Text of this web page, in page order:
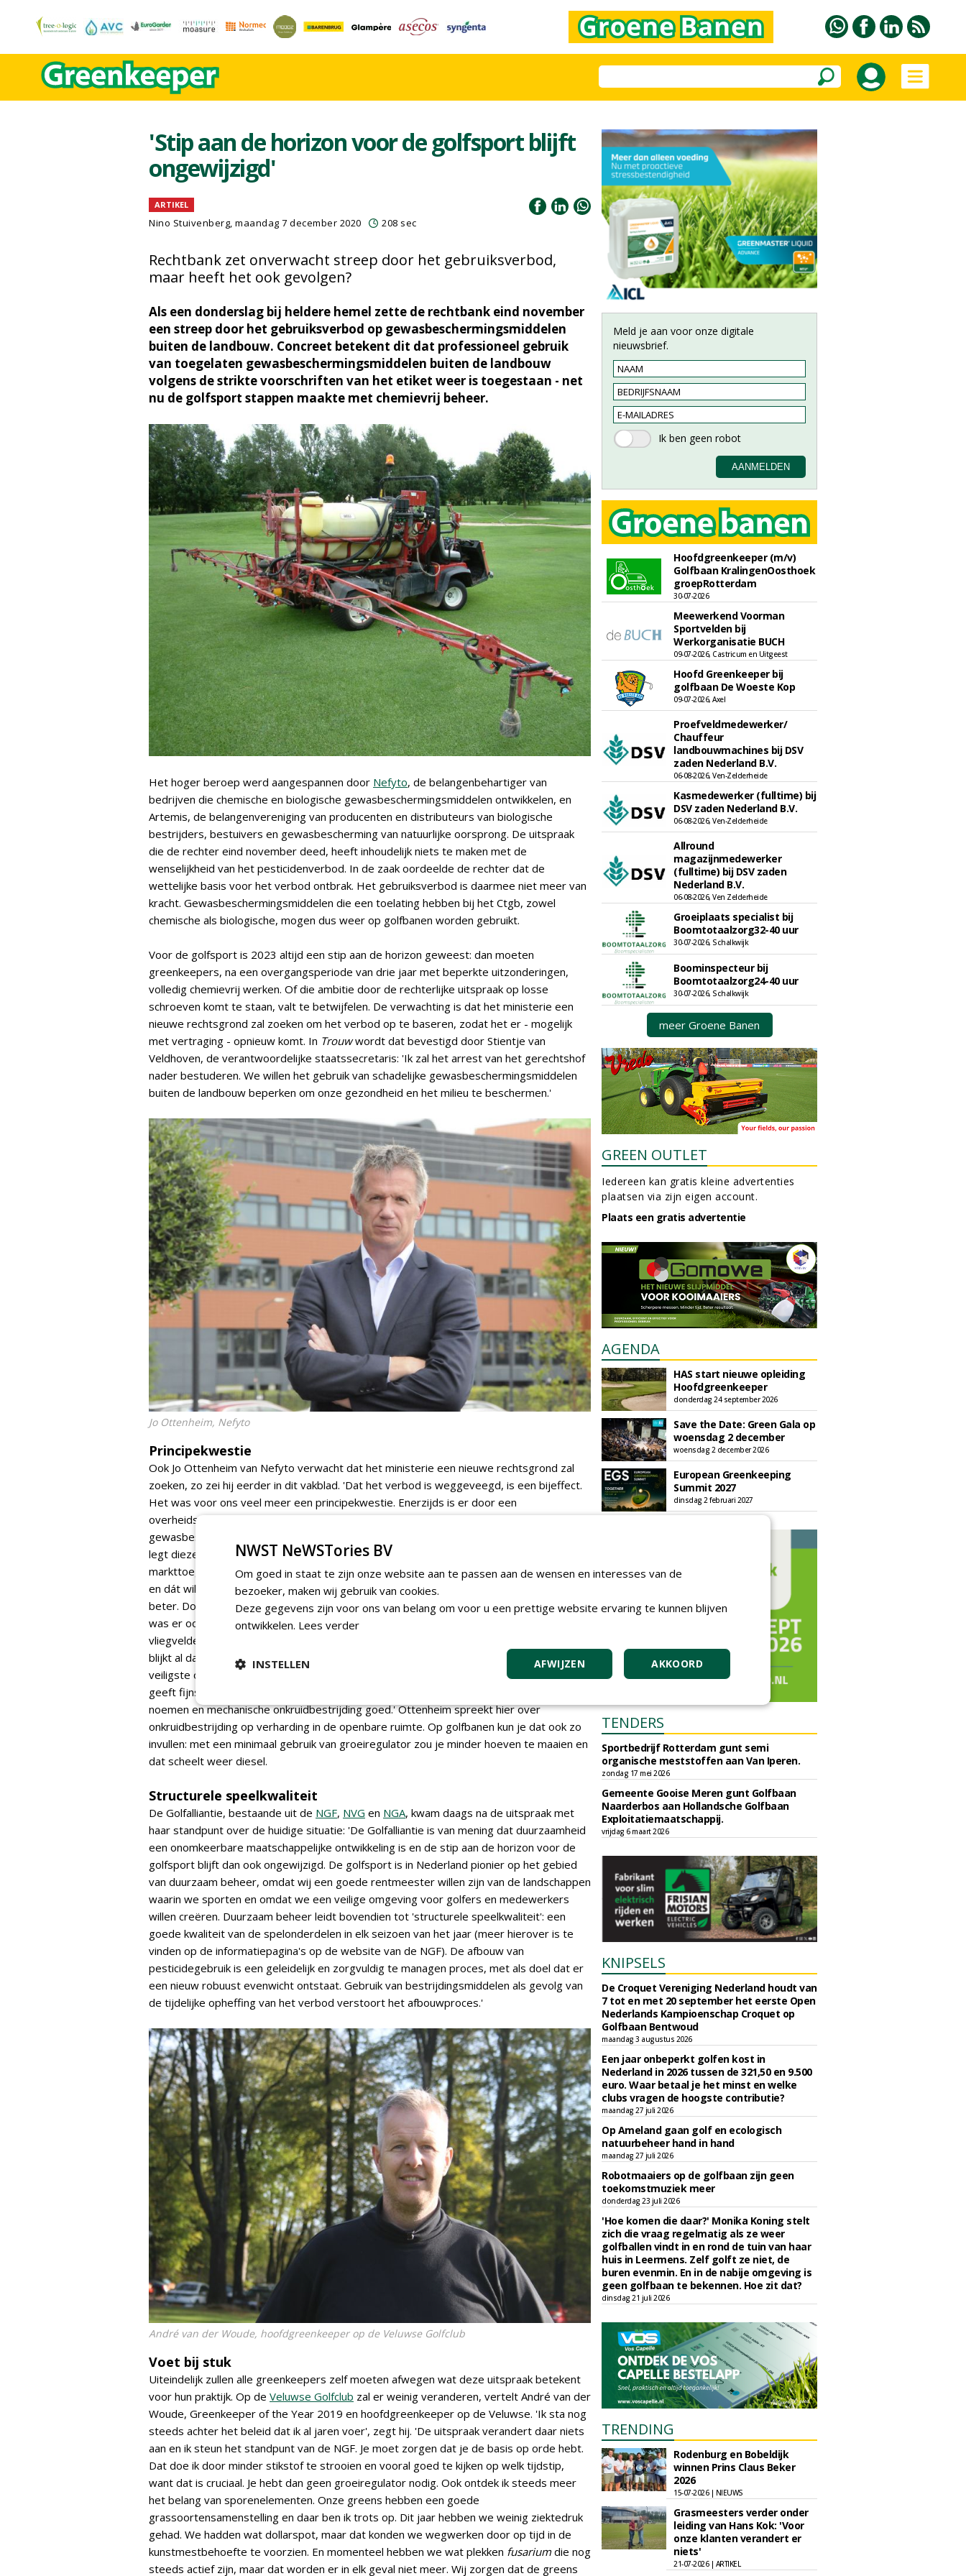
'Stip aan de horizon voor de golfsport blijft
ongewijzigd'
ARTIKEL
Nino Stuivenberg, maandag 7 december 2020 208 sec
Rechtbank zet onverwacht streep door het gebruiksverbod,
maar heeft het ook gevolgen?
Als een donderslag bij heldere hemel zette de rechtbank eind november
een streep door het gebruiksverbod op gewasbeschermingsmiddelen
buiten de landbouw. Concreet betekent dit dat professioneel gebruik
van toegelaten gewasbeschermingsmiddelen buiten de landbouw
volgens de strikte voorschriften van het etiket weer is toegestaan - net
nu de golfsport stappen maakte met chemievrij beheer.
Het hoger beroep werd aangespannen door Nefyto, de belangenbehartiger van
bedrijven die chemische en biologische gewasbeschermingsmiddelen ontwikkelen, en
Artemis, de belangenvereniging van producenten en distributeurs van biologische
bestrijders, bestuivers en gewasbescherming van natuurlijke oorsprong. De uitspraak
die de rechter eind november deed, heeft inhoudelijk niets te maken met de
wenselijkheid van het pesticidenverbod. In de zaak oordeelde de rechter dat de
wettelijke basis voor het verbod ontbrak. Het gebruiksverbod is daarmee niet meer van
kracht. Gewasbeschermingsmiddelen die een toelating hebben bij het Ctgb, zowel
chemische als biologische, mogen dus weer op golfbanen worden gebruikt.
Voor de golfsport is 2023 altijd een stip aan de horizon geweest: dan moeten
greenkeepers, na een overgangsperiode van drie jaar met beperkte uitzonderingen,
volledig chemievrij werken. Of die ambitie door de rechterlijke uitspraak op losse
schroeven komt te staan, valt te betwijfelen. De verwachting is dat het ministerie een
nieuwe rechtsgrond zal zoeken om het verbod op te baseren, zodat het er - mogelijk
met vertraging - opnieuw komt. In Trouwwordt dat bevestigd door Stientje van
Veldhoven, de verantwoordelijke staatssecretaris: 'Ik zal het arrest van het gerechtshof
nader bestuderen. We willen het gebruik van schadelijke gewasbeschermingsmiddelen
buiten de landbouw beperken om onze gezondheid en het milieu te beschermen.'
Jo Ottenheim, Nefyto
Principekwestie
Ook Jo Ottenheim van Nefyto verwacht dat het ministerie een nieuwe rechtsgrond zal
zoeken, zo zei hij eerder in dit vakblad. 'Dat het verbod is weggeveegd, is een bijeffect.
Het was voor ons veel meer een principekwestie. Enerzijds is er door een
overheidsorgaan [Ctgb, red.] een toelating afgegeven voor een
gewasbeschermingsmiddel, waarbij de effecten zorgvuldig zijn beoordeeld. Anderzijds
legt diezelfde overheid daar dan andere spelregels naast, waardoor je wel
markttoegang hebt, maar niemand het middel vervolgens mag gebruiken. Dat klopt niet
en dát wilden we aan de kaak stellen. Gewasbeschermingsmiddelen worden ook steeds
beter. Door het verbod werden die ontwikkeling en die innovatie tenietgedaan. Verder
was er ook nog een hele rits uitzonderingen op het verbod: voor invasieve exoten,
vliegvelden, de petrochemische industrie, de spoorwegen en militaire terreinen. Hieruit
blijkt al dat het teruggrijpen naar gewasbeschermingsmiddelen soms de beste en
veiligste oplossing is. Onkruidbranden geeft CO2-uitstoot en risico's op brand. Borstelen
geeft fijnstof. Dan is het wat eenzijdig om gewasbeschermingsmiddelen slecht te
noemen en mechanische onkruidbestrijding goed.' Ottenheim spreekt hier over
onkruidbestrijding op verharding in de openbare ruimte. Op golfbanen kun je dat ook zo
invullen: met een minimaal gebruik van groeiregulator zou je minder hoeven te maaien en
dat scheelt weer diesel.
Structurele speelkwaliteit
De Golfalliantie, bestaande uit de NGF, NVG en NGA, kwam daags na de uitspraak met
haar standpunt over de huidige situatie: 'De Golfalliantie is van mening dat duurzaamheid
een onomkeerbare maatschappelijke ontwikkeling is en de stip aan de horizon voor de
golfsport blijft dan ook ongewijzigd. De golfsport is in Nederland pionier op het gebied
van duurzaam beheer, omdat wij een goede rentmeester willen zijn van de landschappen
waarin we sporten en omdat we een veilige omgeving voor golfers en medewerkers
willen creëren. Duurzaam beheer leidt bovendien tot 'structurele speelkwaliteit': een
goede kwaliteit van de spelonderdelen in elk seizoen van het jaar (meer hierover is te
vinden op de informatiepagina's op de website van de NGF). De afbouw van
pesticidegebruik is een geleidelijk en zorgvuldig te managen proces, met als doel dat er
een nieuw robuust evenwicht ontstaat. Gebruik van bestrijdingsmiddelen als gevolg van
de tijdelijke opheffing van het verbod verstoort het afbouwproces.'
André van der Woude, hoofdgreenkeeper op de Veluwse Golfclub
Voet bij stuk
Uiteindelijk zullen alle greenkeepers zelf moeten afwegen wat deze uitspraak betekent
voor hun praktijk. Op de Veluwse Golfclub zal er weinig veranderen, vertelt André van der
Woude, Greenkeeper of the Year 2019 en hoofdgreenkeeper op de Veluwse. 'Ik sta nog
steeds achter het beleid dat ik al jaren voer', zegt hij. 'De uitspraak verandert daar niets
aan en ik steun het standpunt van de NGF. Je moet zorgen dat je de basis op orde hebt.
Dat doe ik door minder stikstof te strooien en vooral goed te kijken op welk tijdstip,
want dat is cruciaal. Je hebt dan geen groeiregulator nodig. Ook ontdek ik steeds meer
het belang van sporenelementen. Onze greens hebben een goede
grassoortensamenstelling en daar ben ik trots op. Dit jaar hebben we weinig ziektedruk
gehad. We hadden wat dollarspot, maar dat konden we wegwerken door op tijd in de
kunstmestbehoefte te voorzien. En momenteel hebben we wat plekken fusariumdie nog
steeds actief zijn, maar dat worden er in elk geval niet meer. Wij zorgen dat de greens
Meld je aan voor onze digitale
nieuwsbrief.
Hoofdgreenkeeper (m/v)
Golfbaan KralingenOosthoek
groepRotterdam
30-07-2026
Meewerkend Voorman
Sportvelden bij
Werkorganisatie BUCH
09-07-2026, Castricum en Uitgeest
Hoofd Greenkeeper bij
golfbaan De Woeste Kop
09-07-2026, Axel
Proefveldmedewerker/
Chauffeur
landbouwmachines bij DSV
zaden Nederland B.V.
06-08-2026, Ven-Zelderheide
Kasmedewerker (fulltime) bij
DSV zaden Nederland B.V.
06-08-2026, Ven-Zelderheide
Allround
magazijnmedewerker
(fulltime) bij DSV zaden
Nederland B.V.
06-08-2026, Ven Zelderheide
Groeiplaats specialist bij
Boomtotaalzorg32-40 uur
30-07-2026, Schalkwijk
Boominspecteur bij
Boomtotaalzorg24-40 uur
30-07-2026, Schalkwijk
meer Groene Banen
GREEN OUTLET
Iedereen kan gratis kleine advertenties
plaatsen via zijn eigen account.
Plaats een gratis advertentie
AGENDA
HAS start nieuwe opleiding
Hoofdgreenkeeper
donderdag 24 september 2026
Save the Date: Green Gala op
woensdag 2 december
woensdag 2 december 2026
European Greenkeeping
Summit 2027
dinsdag 2 februari 2027
TENDERS
Sportbedrijf Rotterdam gunt semi
organische meststoffen aan Van Iperen.
zondag 17 mei 2026
Gemeente Gooise Meren gunt Golfbaan
Naarderbos aan Hollandsche Golfbaan
Exploitatiemaatschappij.
vrijdag 6 maart 2026
KNIPSELS
De Croquet Vereniging Nederland houdt van
7 tot en met 20 september het eerste Open
Nederlands Kampioenschap Croquet op
Golfbaan Bentwoud
maandag 3 augustus 2026
Een jaar onbeperkt golfen kost in
Nederland in 2026 tussen de 321,50 en 9.500
euro. Waar betaal je het minst en welke
clubs vragen de hoogste contributie?
maandag 27 juli 2026
Op Ameland gaan golf en ecologisch
natuurbeheer hand in hand
maandag 27 juli 2026
Robotmaaiers op de golfbaan zijn geen
toekomstmuziek meer
donderdag 23 juli 2026
'Hoe komen die daar?' Monika Koning stelt
zich die vraag regelmatig als ze weer
golfballen vindt in en rond de tuin van haar
huis in Leermens. Zelf golft ze niet, de
buren evenmin. En in de nabije omgeving is
geen golfbaan te bekennen. Hoe zit dat?
dinsdag 21 juli 2026
TRENDING
Rodenburg en Bobeldijk
winnen Prins Claus Beker
2026
15-07-2026 | NIEUWS
Grasmeesters verder onder
leiding van Hans Kok: 'Voor
onze klanten verandert er
niets'
21-07-2026 | ARTIKEL
NWST NeWSTories BV
Om goed in staat te zijn onze website aan te passen aan de wensen en interesses van de
bezoeker, maken wij gebruik van cookies.
Deze gegevens zijn voor ons van belang om voor u een prettige website ervaring te kunnen blijven
ontwikkelen. Lees verder
AKKOORD
AFWIJZEN
INSTELLEN